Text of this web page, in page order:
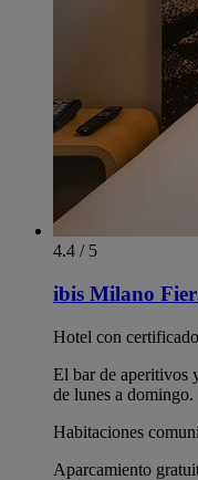
4.4 / 5
ibis Milano
Hotel con
El bar de aperitivos
de lunes a domingo.
Habitaciones
Aparcamiento